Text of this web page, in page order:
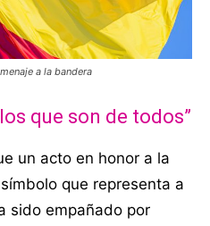
a la bandera
que son de todos”
un acto en honor a la
que representa a
sido empañado por